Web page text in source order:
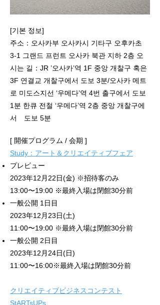
[기본 정보]
주소：오사카부 오사카시 기타구 오후카초
3-1 그랜드 프런트 오사카 북관 지하 2층 오
시는 길：JR ’오사카’역 1F 중앙 개찰구 혹은
3F 연결교 개찰구에서 도보 3분/오사카 메트
로 미도스지선 ‘우메다’역 4번 출구에서 도보
1분 한큐 전철 ‘우메다’역 2층 중앙 개찰구에
서 도보 5분
[ 開催プログラム / 会期 ]
Study：アート＆クリエイティブフェア
プレビュー
2023年12月22日(金) ※招待客のみ
13:00〜19:00 ※最終入場は閉館30分前
一般公開 1日目
2023年12月23日(土)
11:00〜19:00 ※最終入場は閉館30分前
一般公開 2日目
2023年12月 24日(日)
11:00〜16:00※最終入場は閉館30分前
クリエイティブビジネスコンテスト
StARTsUPs